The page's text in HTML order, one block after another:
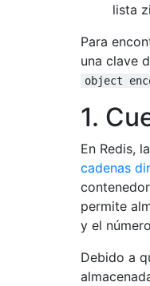
lista
Para
una clave
object
1.
En Redis,
cadenas
permite
y el
Debido a